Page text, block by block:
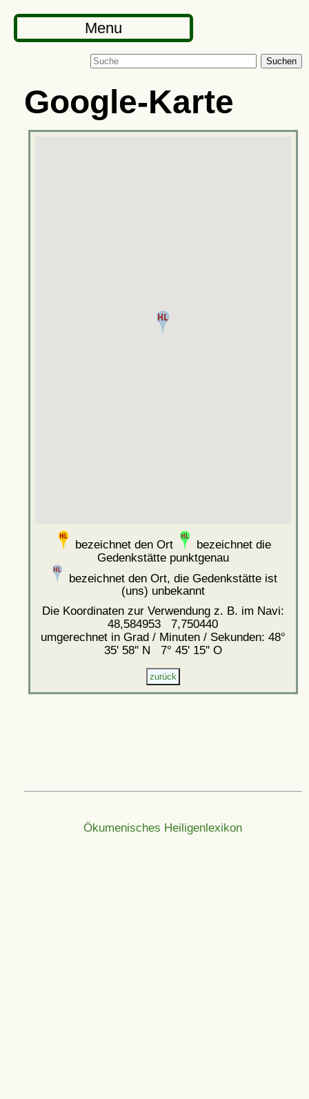
Menu
Suchen
Google-Karte
bezeichnet den Ort
bezeichnet die
Gedenkstätte punktgenau
bezeichnet den Ort, die Gedenkstätte ist
(uns) unbekannt
Die Koordinaten zur Verwendung z. B. im Navi:
48,584953 7,750440
umgerechnet in Grad / Minuten / Sekunden: 48°
35' 58'' N 7° 45' 15'' O
Ökumenisches Heiligenlexikon